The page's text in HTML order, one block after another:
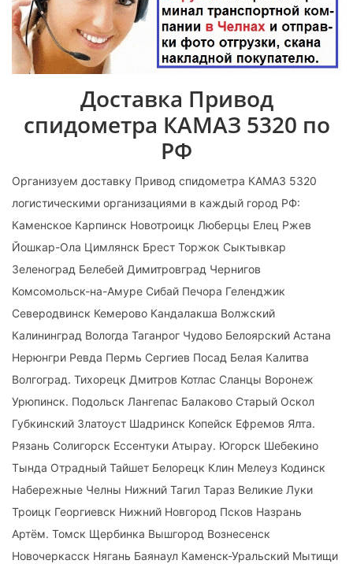
Доставка Привод
спидометра КАМАЗ 5320 по
РФ
Организуем доставку Привод спидометра КАМАЗ 5320
логистическими организациями в каждый город РФ:
Каменское Карпинск Новотроицк Люберцы Елец Ржев
Йошкар-Ола Цимлянск Брест Торжок Сыктывкар
Зеленоград Белебей Димитровград Чернигов
Комсомольск-на-Амуре Сибай Печора Геленджик
Северодвинск Кемерово Кандалакша Волжский
Калининград Вологда Таганрог Чудово Белоярский Астана
Нерюнгри Ревда Пермь Сергиев Посад Белая Калитва
Волгоград. Тихорецк Дмитров Котлас Сланцы Воронеж
Урюпинск. Подольск Лангепас Балаково Старый Оскол
Губкинский Златоуст Шадринск Копейск Ефремов Ялта.
Рязань Солигорск Ессентуки Атырау. Югорск Шебекино
Тында Отрадный Тайшет Белорецк Клин Мелеуз Кодинск
Набережные Челны Нижний Тагил Тараз Великие Луки
Троицк Георгиевск Нижний Новгород Псков Назрань
Артём. Томск Щербинка Вышгород Вознесенск
Новочеркасск Нягань Баянаул Каменск-Уральский Мытищи